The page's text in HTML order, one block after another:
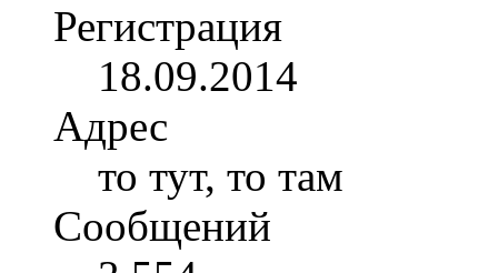
Регистрация
18.09.2014
Адрес
то тут, то там
Сообщений